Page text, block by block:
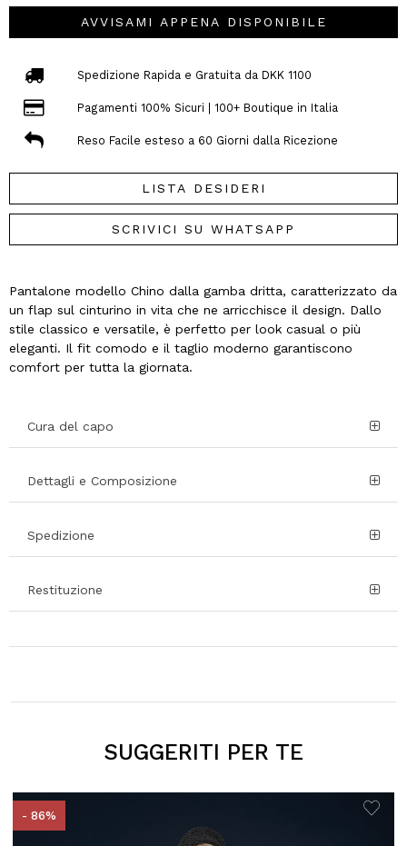
AVVISAMI APPENA DISPONIBILE
Spedizione Rapida e Gratuita da DKK 1100
Pagamenti 100% Sicuri | 100+ Boutique in Italia
Reso Facile esteso a 60 Giorni dalla Ricezione
LISTA DESIDERI
SCRIVICI SU WHATSAPP
Pantalone modello Chino dalla gamba dritta, caratterizzato da
un flap sul cinturino in vita che ne arricchisce il design. Dallo
stile classico e versatile, è perfetto per look casual o più
eleganti. Il fit comodo e il taglio moderno garantiscono
comfort per tutta la giornata.
Cura del capo
Dettagli e Composizione
Spedizione
Restituzione
SUGGERITI PER TE
- 86%